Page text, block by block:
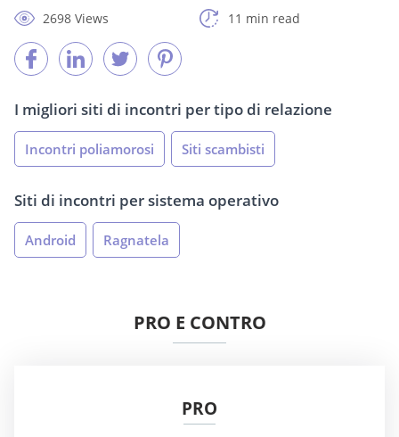
2698 Views
11 min read
I migliori siti di incontri per tipo di relazione
Incontri poliamorosi Siti scambisti
Siti di incontri per sistema operativo
Android Ragnatela
PRO E CONTRO
PRO